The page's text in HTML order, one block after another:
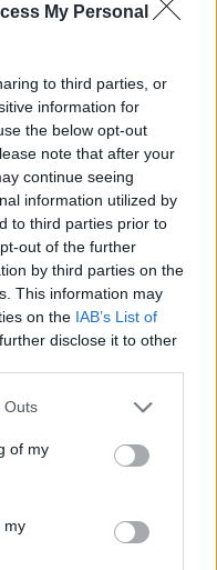
My Personal
to third parties, or
information for
the below opt-out
note that after your
continue seeing
information utilized by
to third parties prior to
out of the further
by third parties on the
This information may
on the IAB’s List of
disclose it to other
Outs
of my
my
talvisin
kaupasta,
– tai mistä
paikkakunnalla.